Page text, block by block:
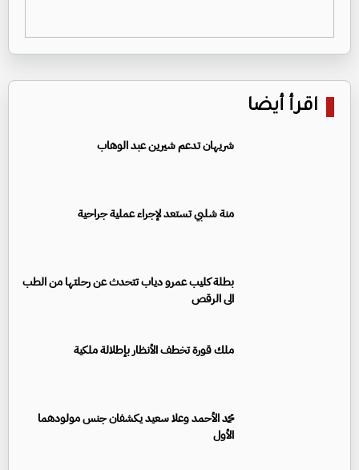
اقرأ أيضا
شريهان تدعم شيرين عبد الوهاب
منة شلبي تستعد لإجراء عملية جراحية
بطلة كليب عمرو دياب تتحدث عن رحلتها من الطب
الى الرقص
ملك قورة تخطف الأنظار بإطلالة ملكية
محمد الأحمد وعلا سعيد يكشفان جنس مولودهما
الأول